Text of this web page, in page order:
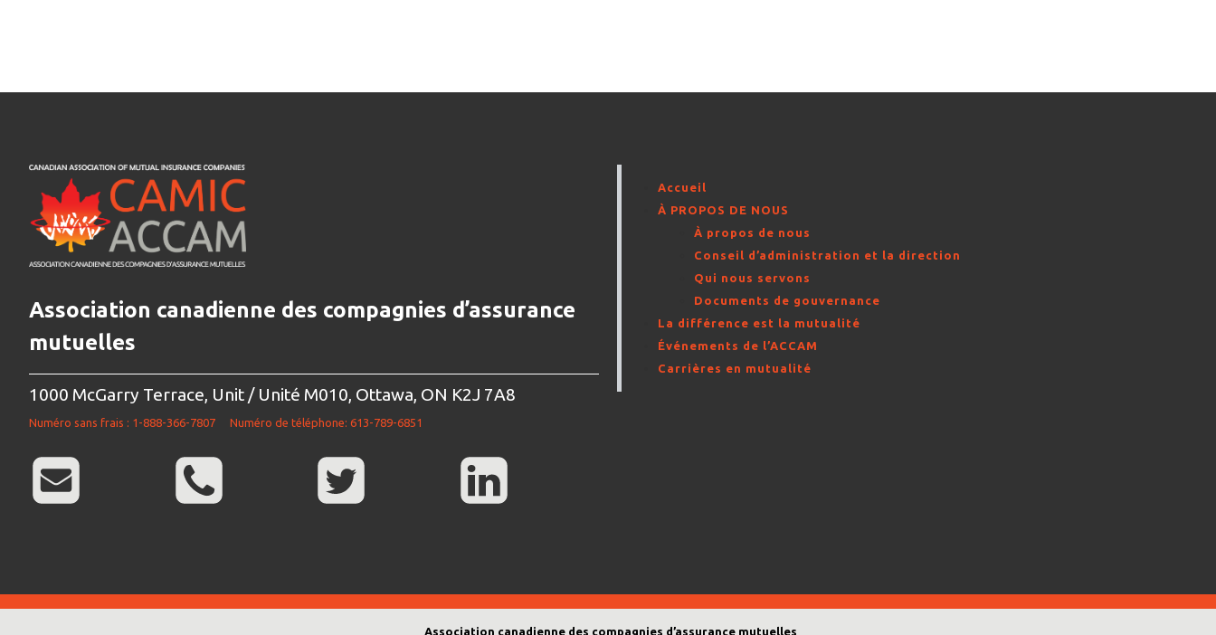
Association canadienne des compagnies d’assurance
mutuelles
1000 McGarry Terrace, Unit / Unité M010, Ottawa, ON K2J 7A8
Numéro sans frais : 1-888-366-7807 Numéro de téléphone: 613-789-6851
Accueil
À PROPOS DE NOUS
À propos de nous
Conseil d’administration et la direction
Qui nous servons
Documents de gouvernance
La différence est la mutualité
Événements de l’ACCAM
Carrières en mutualité
Association canadienne des compagnies d’assurance mutuelles